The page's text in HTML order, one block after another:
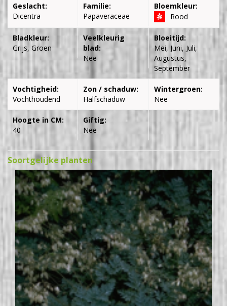
Geslacht:
Dicentra
Familie:
Papaveraceae
Bloemkleur:
Rood
Bladkleur:
Grijs, Groen
Veelkleurig
blad:
Nee
Bloeitijd:
Mei, Juni, Juli,
Augustus,
September
Vochtigheid:
Vochthoudend
Zon / schaduw:
Halfschaduw
Wintergroen:
Nee
Hoogte in CM:
40
Giftig:
Nee
Soortgelijke planten